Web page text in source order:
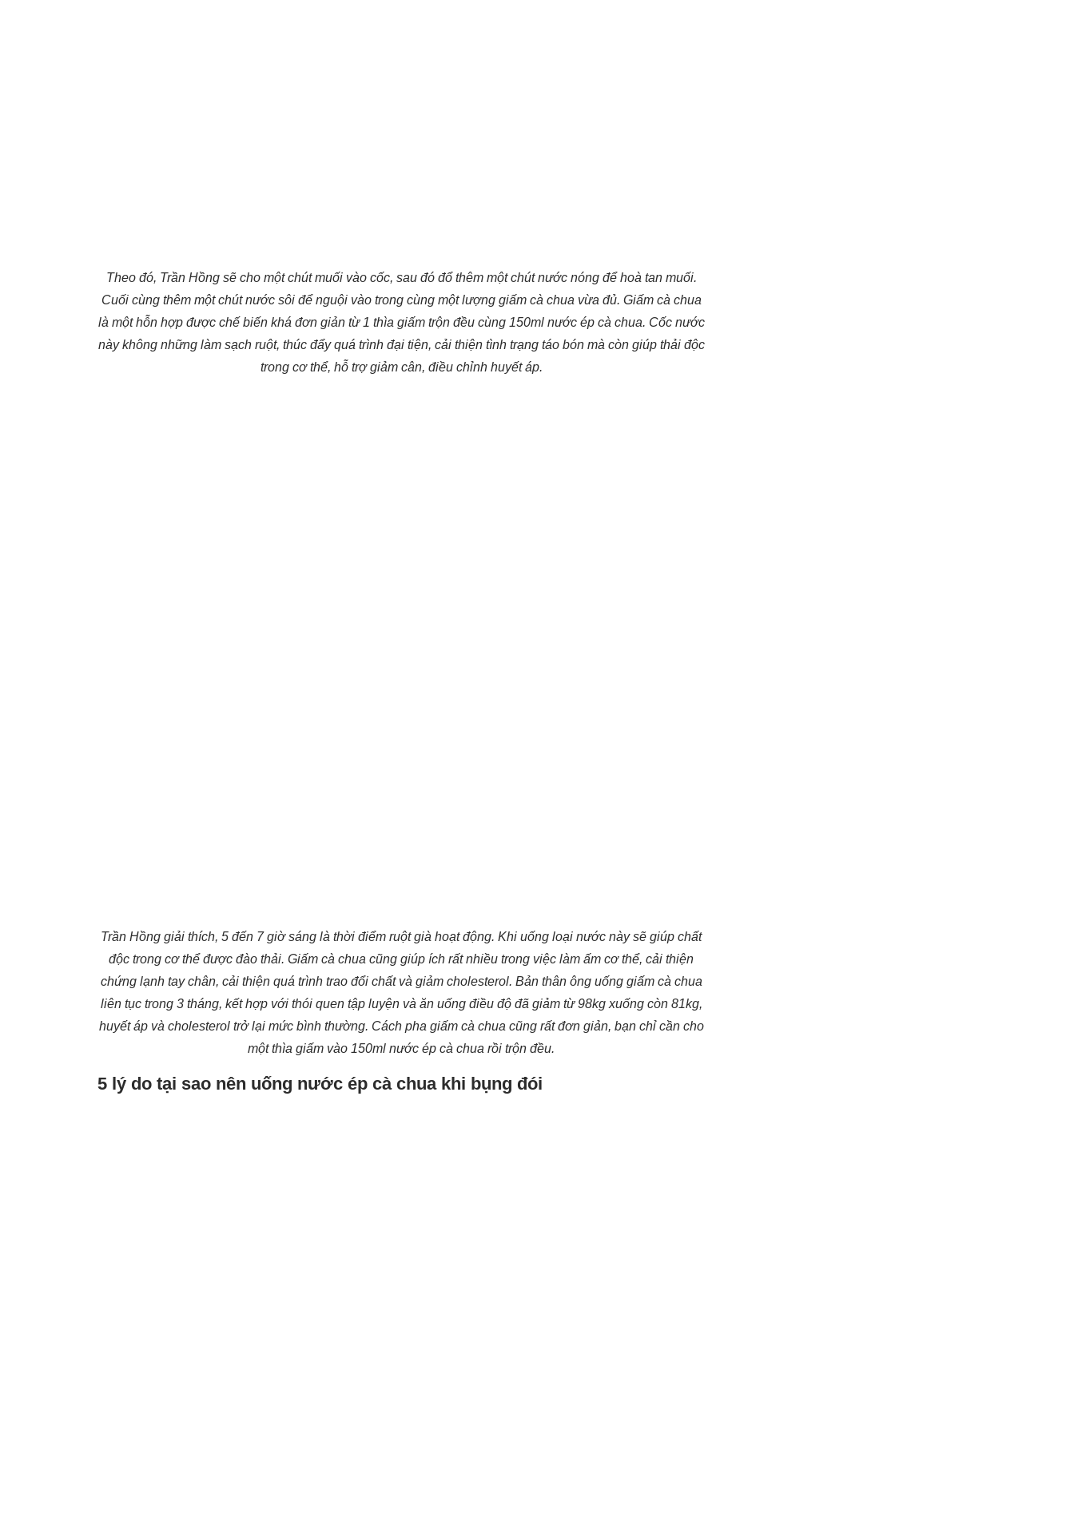
Theo đó, Trần Hồng sẽ cho một chút muối vào cốc, sau đó đổ thêm một chút nước nóng để hoà tan muối.
Cuối cùng thêm một chút nước sôi để nguội vào trong cùng một lượng giấm cà chua vừa đủ. Giấm cà chua
là một hỗn hợp được chế biến khá đơn giản từ 1 thìa giấm trộn đều cùng 150ml nước ép cà chua. Cốc nước
này không những làm sạch ruột, thúc đẩy quá trình đại tiện, cải thiện tình trạng táo bón mà còn giúp thải độc
trong cơ thể, hỗ trợ giảm cân, điều chỉnh huyết áp.
Trần Hồng giải thích, 5 đến 7 giờ sáng là thời điểm ruột già hoạt động. Khi uống loại nước này sẽ giúp chất
độc trong cơ thể được đào thải. Giấm cà chua cũng giúp ích rất nhiều trong việc làm ấm cơ thể, cải thiện
chứng lạnh tay chân, cải thiện quá trình trao đổi chất và giảm cholesterol. Bản thân ông uống giấm cà chua
liên tục trong 3 tháng, kết hợp với thói quen tập luyện và ăn uống điều độ đã giảm từ 98kg xuống còn 81kg,
huyết áp và cholesterol trở lại mức bình thường. Cách pha giấm cà chua cũng rất đơn giản, bạn chỉ cần cho
một thìa giấm vào 150ml nước ép cà chua rồi trộn đều.
5 lý do tại sao nên uống nước ép cà chua khi bụng đói